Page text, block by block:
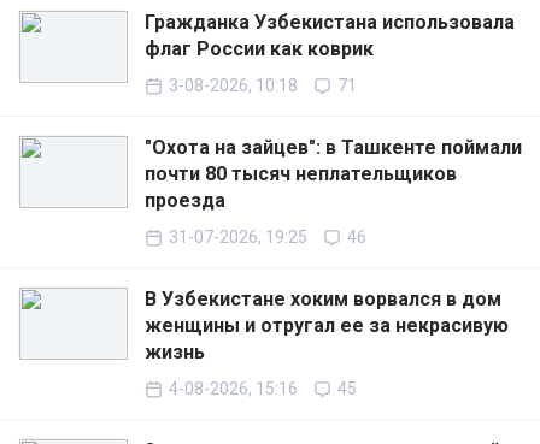
Гражданка Узбекистана использовала
флаг России как коврик
3-08-2026, 10:18 71
"Охота на зайцев": в Ташкенте поймали
почти 80 тысяч неплательщиков
проезда
31-07-2026, 19:25 46
В Узбекистане хоким ворвался в дом
женщины и отругал ее за некрасивую
жизнь
4-08-2026, 15:16 45